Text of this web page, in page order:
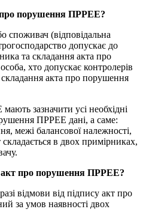
про порушення ПРРЕЕ?
споживач (відповідальна
допускає до
та складання акта про
хто допускає контролерів
складання акта про порушення
зазначити усі необхідні
ПРРЕЕ дані, а саме:
межі балансової належності,
складається в двох примірниках,
акт про порушення ПРРЕЕ?
відмови від підпису акт про
за умов наявності двох